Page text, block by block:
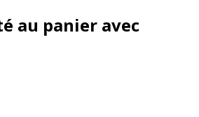
au panier avec